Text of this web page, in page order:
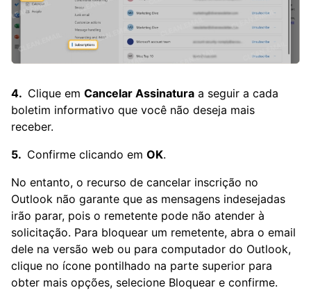
Clique em Cancelar Assinatura a seguir a cada
boletim informativo que você não deseja mais
receber.
Confirme clicando em OK.
No entanto, o recurso de cancelar inscrição no
Outlook não garante que as mensagens indesejadas
irão parar, pois o remetente pode não atender à
solicitação. Para bloquear um remetente, abra o email
dele na versão web ou para computador do Outlook,
clique no ícone pontilhado na parte superior para
obter mais opções, selecione Bloquear e confirme.